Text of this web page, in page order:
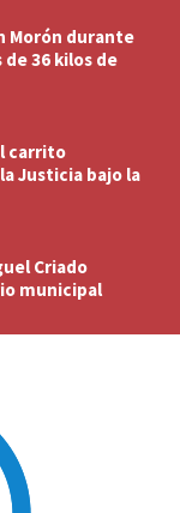
Morón durante
36 kilos de
carrito
Justicia bajo la
Criado
municipal